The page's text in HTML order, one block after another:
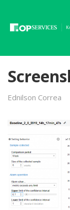
Ednilson Correa